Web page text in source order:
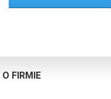
O FIRMIE